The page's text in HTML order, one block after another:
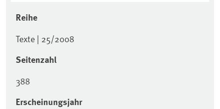
Reihe
Texte | 25/2008
Seitenzahl
388
Erscheinungsjahr